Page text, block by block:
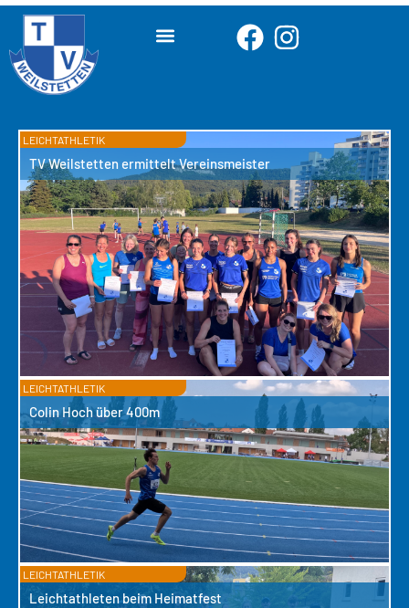
LEICHTATHLETIK
TV Weilstetten ermittelt Vereinsmeister
LEICHTATHLETIK
Colin Hoch über 400m
LEICHTATHLETIK
Leichtathleten beim Heimatfest